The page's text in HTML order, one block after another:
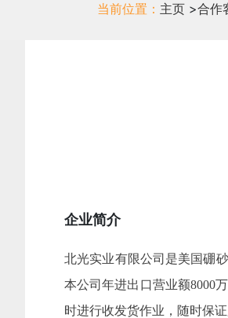
当前位置： 主页 >合作
企业简介
北光实业有限公司是美国硼
本公司年进出口营业额8000
时进行收发货作业，随时保